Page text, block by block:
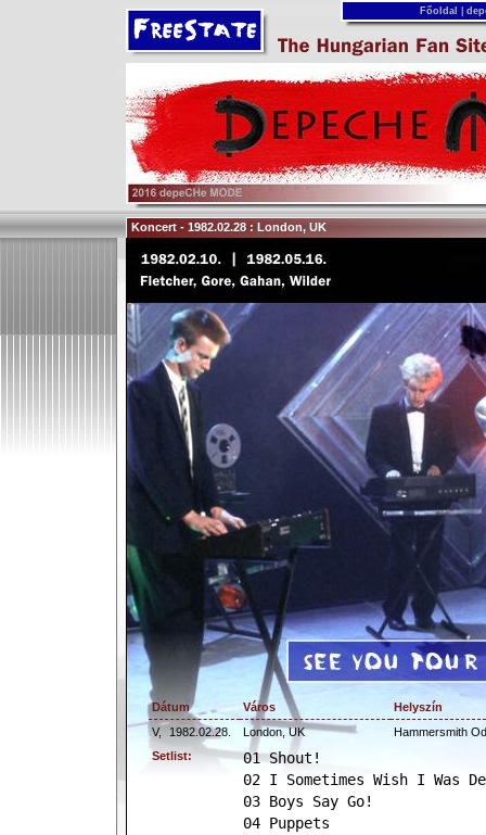
Főoldal
Koncert - 1982.02.28 : London, UK
Dátum Város
Helyszín
V,
1982.02.28. London, UK
Hammersmith
Setlist:
01 Shout!
02 I Sometimes Wish I Was
03 Boys Say Go!
04 Puppets